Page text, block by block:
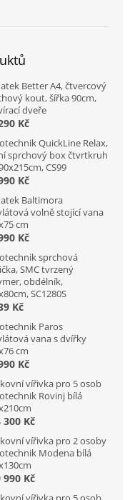
Better A4, čtvercový
kout, šířka 90cm,
dveře
Kč
QuickLine Relax,
sprchový box čtvrtkruh
CS99
Kč
Baltimora
volně stojící vana
cm
Kč
sprchová
SMC tvrzený
obdélník,
SC1280S
Kč
Paros
vana s dvířky
cm
Kč
vířivka pro 5 osob
Rovinj bílá
300 Kč
vířivka pro 2 osoby
Modena bílá
990 Kč